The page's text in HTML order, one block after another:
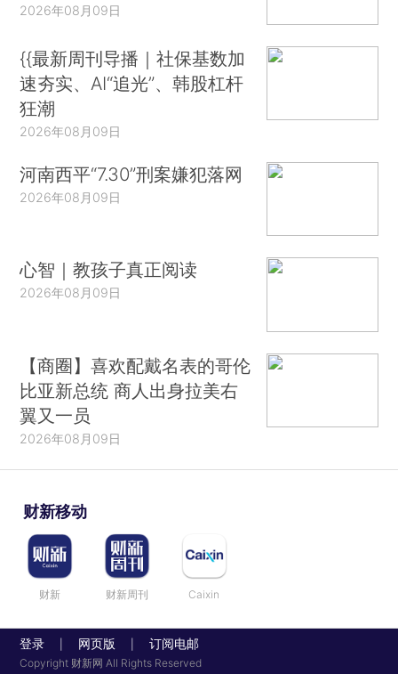
2026年08月09日
{{最新周刊导播｜社保基数加
速夯实、AI“追光”、韩股杠杆
狂潮
2026年08月09日
河南西平“7.30”刑案嫌犯落网
2026年08月09日
心智｜教孩子真正阅读
2026年08月09日
【商圈】喜欢配戴名表的哥伦
比亚新总统 商人出身拉美右
翼又一员
2026年08月09日
财新移动
财新 财新周刊 Caixin
登录 网页版 订阅电邮
Copyright 财新网 All Rights Reserved